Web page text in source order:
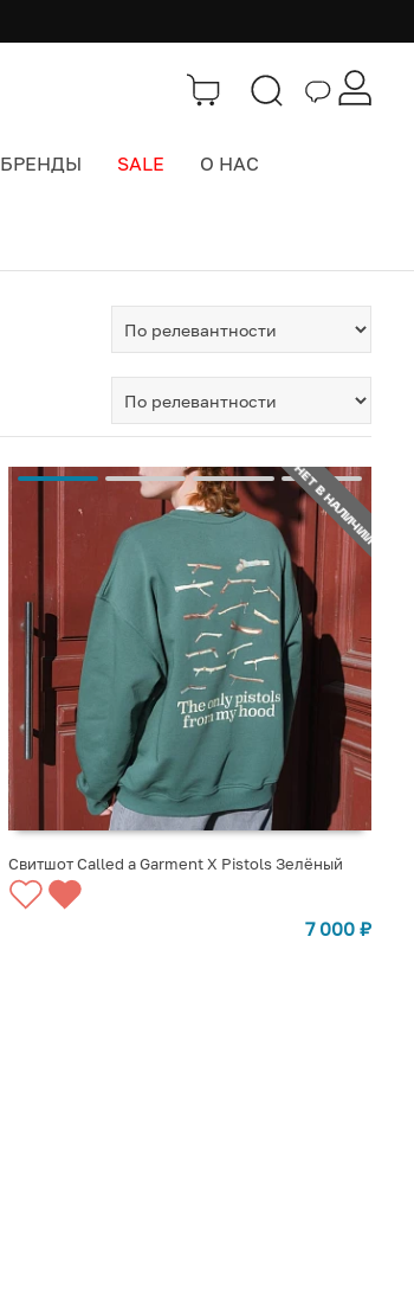
БРЕНДЫ SALE О НАС
НЕТ В НАЛИЧИИ
СООБЩИТЬ О ПОСТУПЛЕНИИ
Свитшот Called a Garment X Pistols Зелёный
7 000 ₽